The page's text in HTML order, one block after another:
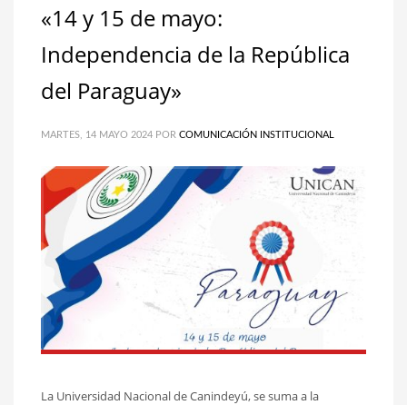
«14 y 15 de mayo:
Independencia de la República
del Paraguay»
MARTES, 14 MAYO 2024 POR COMUNICACIÓN INSTITUCIONAL
La Universidad Nacional de Canindeyú, se suma a la